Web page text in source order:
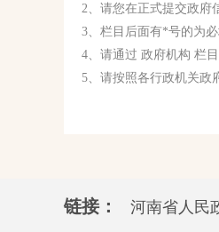
2、请您在正式提交政府
3、栏目后面有*号的为必
4、请通过 政府机构 栏
5、请按照各行政机关政
链接： 河南省人民